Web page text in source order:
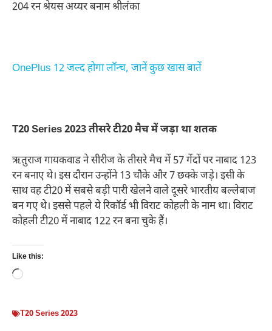
204 रन श्रेयस अय्यर बनाम श्रीलंका
OnePlus 12 जल्द होगा लॉन्च, जानें कुछ खास बातें
T20 Series 2023 तीसरे टी20 मैच में जड़ा था शतक
ऋतुराज गायकवाड ने सीरीज के तीसरे मैच में 57 गेंदों पर नाबाद 123
रन बनाए थे। इस दौरान उन्होंने 13 चौके और 7 छक्के जड़े। इसी के
साथ वह टी20 में सबसे बड़ी पारी खेलने वाले दूसरे भारतीय बल्लेबाज
बन गए थे। इससे पहले ये रिकॉर्ड भी विराट कोहली के नाम था। विराट
कोहली टी20 में नाबाद 122 रन बना चुके हैं।
Like this:
Loading…
T20 Series 2023